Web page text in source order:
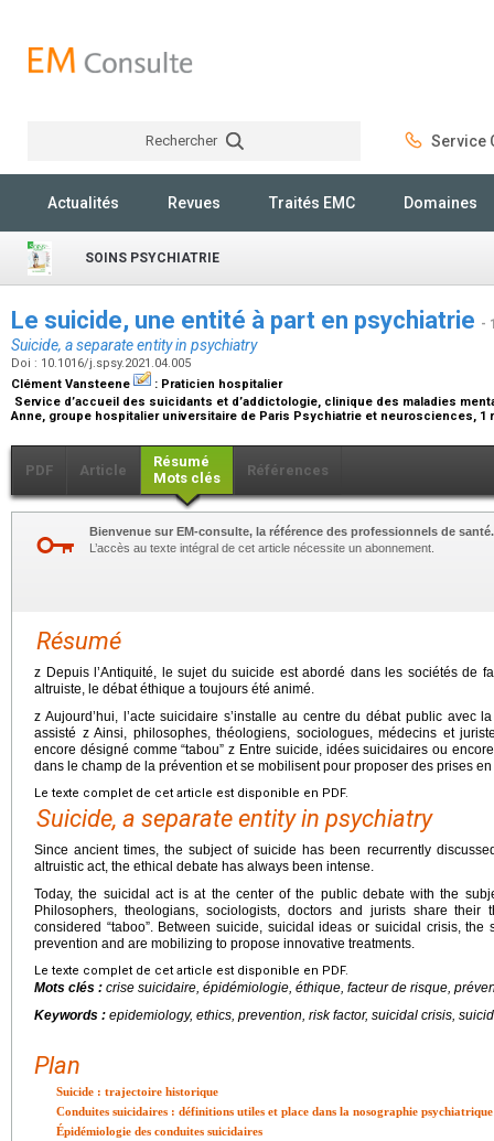
Rechercher Service
Actualités Revues Traités EMC Domaines
SOINS PSYCHIATRIE
Le suicide, une entité à part en psychiatrie -
Suicide, a separate entity in psychiatry
Doi : 10.1016/j.spsy.2021.04.005
Clément Vansteene
: Praticien hospitalier
Service d’accueil des suicidants et d’addictologie, clinique des maladies
Anne, groupe hospitalier universitaire de Paris Psychiatrie et neurosciences, 1
PDF Article
Résumé
Mots clés
Références
Bienvenue sur EM-consulte, la référence des professionnels de santé.
L’accès au texte intégral de cet article nécessite un abonnement.
Résumé
z Depuis l’Antiquité, le sujet du suicide est abordé dans les sociétés de
altruiste, le débat éthique a toujours été animé.
z Aujourd’hui, l’acte suicidaire s’installe au centre du débat public avec
assisté z Ainsi, philosophes, théologiens, sociologues, médecins et
encore désigné comme “tabou” z Entre suicide, idées suicidaires ou
dans le champ de la prévention et se mobilisent pour proposer des prises
Le texte complet de cet article est disponible en PDF.
Suicide, a separate entity in psychiatry
Since ancient times, the subject of suicide has been recurrently
altruistic act, the ethical debate has always been intense.
Today, the suicidal act is at the center of the public debate with the
Philosophers, theologians, sociologists, doctors and jurists share
considered “taboo”. Between suicide, suicidal ideas or suicidal crisis,
prevention and are mobilizing to propose innovative treatments.
Le texte complet de cet article est disponible en PDF.
Mots clés : crise suicidaire, épidémiologie, éthique, facteur de risque,
Keywords : epidemiology, ethics, prevention, risk factor, suicidal crisis,
Plan
Suicide : trajectoire historique
Conduites suicidaires : définitions utiles et place dans la nosographie psychiatrique
Épidémiologie des conduites suicidaires